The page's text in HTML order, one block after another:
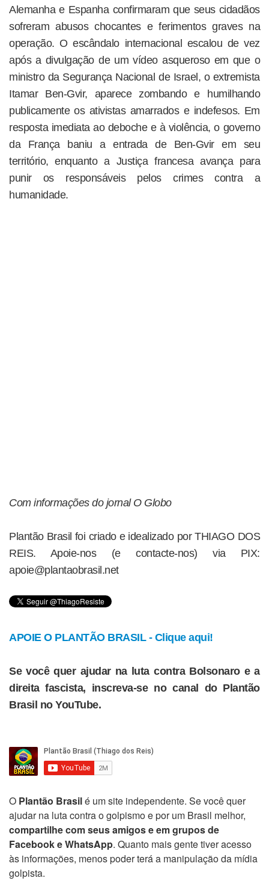
Alemanha e Espanha confirmaram que seus cidadãos
sofreram abusos chocantes e ferimentos graves na
operação. O escândalo internacional escalou de vez
após a divulgação de um vídeo asqueroso em que o
ministro da Segurança Nacional de Israel, o extremista
Itamar Ben-Gvir, aparece zombando e humilhando
publicamente os ativistas amarrados e indefesos. Em
resposta imediata ao deboche e à violência, o governo
da França baniu a entrada de Ben-Gvir em seu
território, enquanto a Justiça francesa avança para
punir os responsáveis pelos crimes contra a
humanidade.
Com informações do jornal O Globo
Plantão Brasil foi criado e idealizado por THIAGO DOS
REIS. Apoie-nos (e contacte-nos) via PIX:
apoie@plantaobrasil.net
APOIE O PLANTÃO BRASIL - Clique aqui!
Se você quer ajudar na luta contra Bolsonaro e a
direita fascista, inscreva-se no canal do Plantão
Brasil no YouTube.
O Plantão Brasilé um site independente. Se você quer
ajudar na luta contra o golpismo e por um Brasil melhor,
compartilhe com seus amigos e em grupos de
Facebook e WhatsApp. Quanto mais gente tiver acesso
às informações, menos poder terá a manipulação da mídia
golpista.